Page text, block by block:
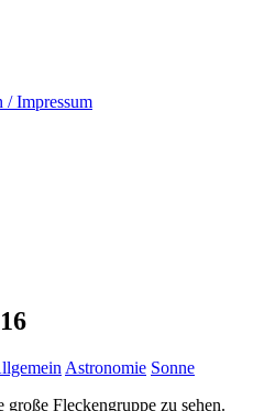
/ Impressum
Astronomie Sonne
Fleckengruppe zu sehen.